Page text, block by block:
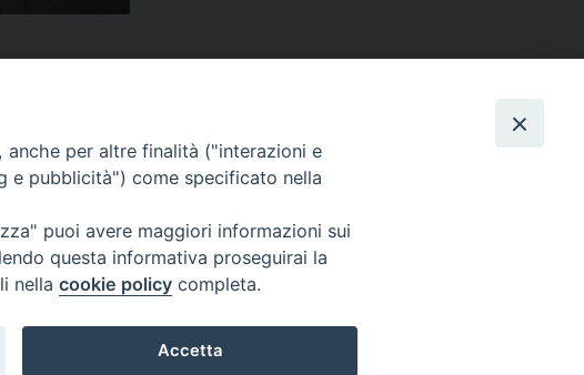
Attività in Diocesi
- 12100 Cuneo
per altre finalità ("interazioni e
e pubblicità") come specificato nella
puoi avere maggiori informazioni sui
questa informativa proseguirai la
nella cookie policy completa.
Accetta